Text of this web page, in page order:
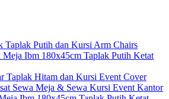
Taplak Putih dan Kursi Arm Chairs
Meja Ibm 180x45cm Taplak Putih Ketat
Taplak Hitam dan Kursi Event Cover
Sewa Meja & Sewa Kursi Event Kantor